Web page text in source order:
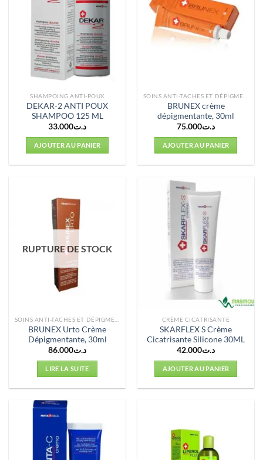
SHAMPOING ANTI-POUX
DEKAR-2 ANTI POUX
SHAMPOO 125 ML
د.ت33.000
AJOUTER AU PANIER
BRUNEX crème
dépigmentante, 30ml
د.ت75.000
AJOUTER AU PANIER
RUPTURE DE STOCK
BRUNEX Urto Crème
Dépigmentante, 30ml
د.ت86.000
LIRE LA SUITE
CRÈME CICATRISANTE
SKARFLEX S Crème
Cicatrisante Silicone 30ML
د.ت42.000
AJOUTER AU PANIER